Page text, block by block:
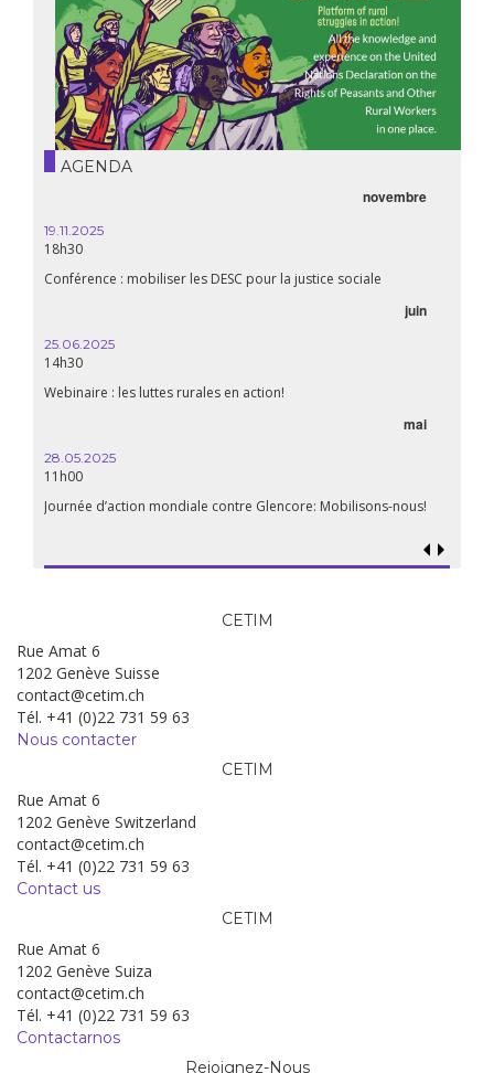
AGENDA
novembre
19.11.2025
18h30
Conférence : mobiliser les DESC pour la justice sociale
juin
25.06.2025
14h30
Webinaire : les luttes rurales en action!
mai
28.05.2025
11h00
Journée d’action mondiale contre Glencore: Mobilisons-nous!
CETIM
Rue Amat 6
1202 Genève Suisse
contact@cetim.ch
Tél. +41 (0)22 731 59 63
Nous contacter
CETIM
Rue Amat 6
1202 Genève Switzerland
contact@cetim.ch
Tél. +41 (0)22 731 59 63
Contact us
CETIM
Rue Amat 6
1202 Genève Suiza
contact@cetim.ch
Tél. +41 (0)22 731 59 63
Contactarnos
Rejoignez-Nous